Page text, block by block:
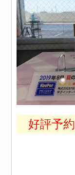
好評予約